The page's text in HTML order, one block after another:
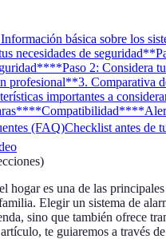
básica sobre los
necesidades de seguridad
**Paso 2: Considera
profesional**3. Comparativa
importantes a
**Compatibilidad**
(FAQ)Checklist antes de
)
hogar es una de las
Elegir un sistema de
sino que también ofrece
te guiaremos a través